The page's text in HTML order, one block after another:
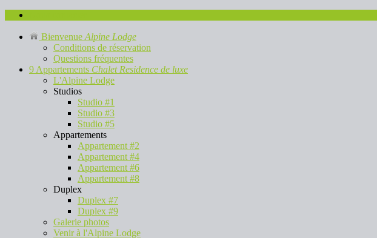
Bienvenue Alpine Lodge
Conditions de réservation
Questions fréquentes
9 Appartements Chalet Residence de luxe
L'Alpine Lodge
Studios
Studio #1
Studio #3
Studio #5
Appartements
Appartement #2
Appartement #4
Appartement #6
Appartement #8
Duplex
Duplex #7
Duplex #9
Galerie photos
Venir à l'Alpine Lodge